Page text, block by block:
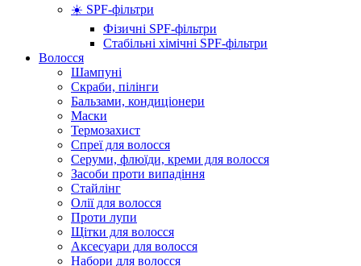
☀️ SPF-фільтри
Фізичні SPF-фільтри
Стабільні хімічні SPF-фільтри
Волосся
Шампуні
Скраби, пілінги
Бальзами, кондиціонери
Маски
Термозахист
Спреї для волосся
Серуми, флюїди, креми для волосся
Засоби проти випадіння
Стайлінг
Олії для волосся
Проти лупи
Щітки для волосся
Аксесуари для волосся
Набори для волосся